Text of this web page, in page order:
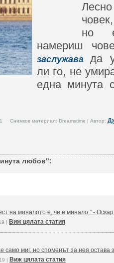
но
намериш
заслужавада
ли го, не
една минута
Снимков материал: Dreamstime | Автор:
любов":
на миналото е, че е минало.” -
| Виж цялата статия
само миг, но споменът за нея остава
| Виж цялата статия